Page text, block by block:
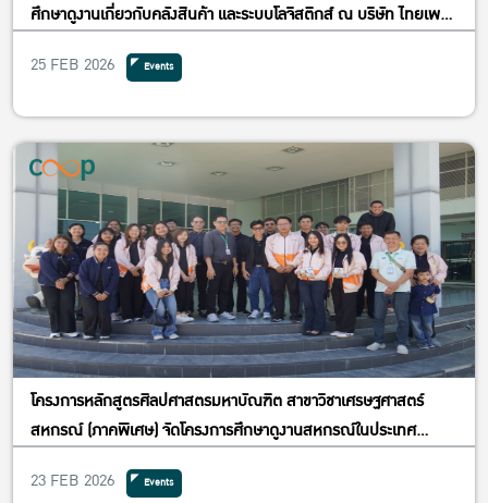
ศึกษาดูงานเกี่ยวกับคลังสินค้า และระบบโลจิสติกส์ ณ บริษัท ไทยเพรซิ
ศรีราชา จังหวัดชลบุรี
25 FEB 2026 Events
โครงการหลักสูตรศิลปศาสตรมหาบัณฑิต สาขาวิชาเศรษฐศาสตร์
สหกรณ์ (ภาคพิเศษ) จัดโครงการศึกษาดูงานสหกรณ์ในประเทศ
23 FEB 2026 Events